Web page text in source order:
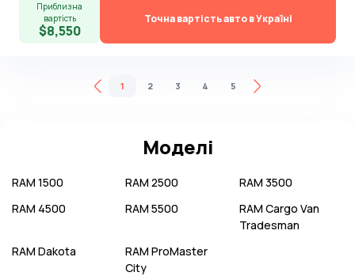
Приблизна
вартість
$8,550
Точна вартість авто в Україні
1 2 3 4 5
Моделі
RAM 1500 RAM 2500 RAM 3500
RAM 4500 RAM 5500 RAM Cargo Van
Tradesman
RAM Dakota RAM ProMaster
City